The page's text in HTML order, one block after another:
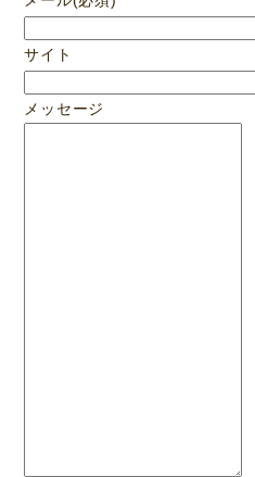
サイト
メッセージ